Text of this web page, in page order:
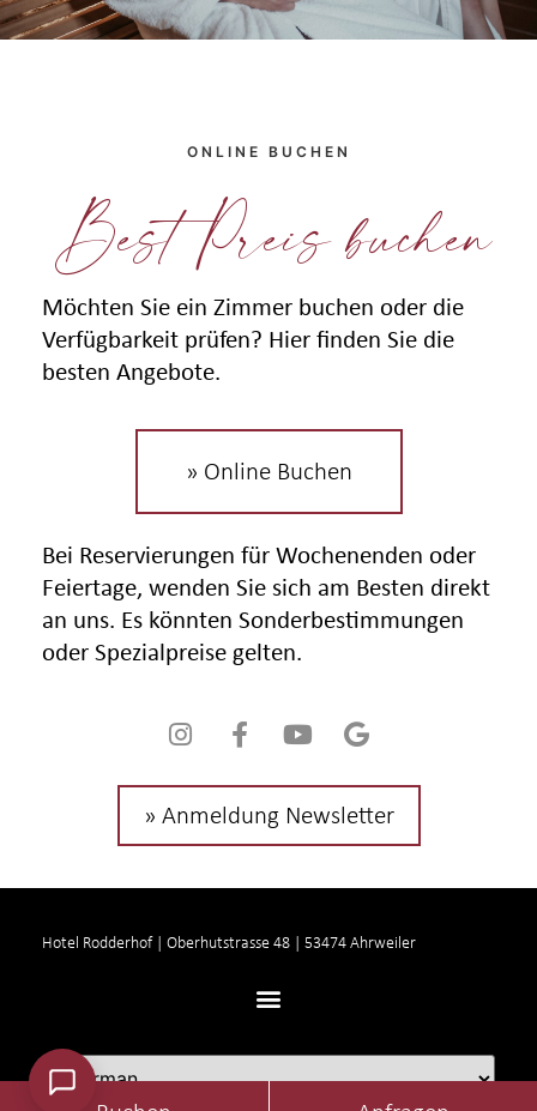
ONLINE BUCHEN
Best Preis buchen
Möchten Sie ein Zimmer buchen oder die
Verfügbarkeit prüfen? Hier finden Sie die
besten Angebote.
» Online Buchen
Bei Reservierungen für Wochenenden oder
Feiertage, wenden Sie sich am Besten direkt
an uns. Es könnten Sonderbestimmungen
oder Spezialpreise gelten.
» Anmeldung Newsletter
Hotel Rodderhof | Oberhutstrasse 48 | 53474 Ahrweiler